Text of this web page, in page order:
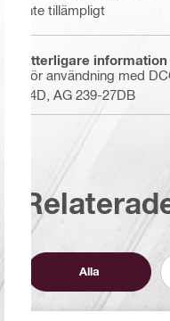
Inte tillämpligt
Ytterligare
För användning med
24D, AG 239-27DB
Alla